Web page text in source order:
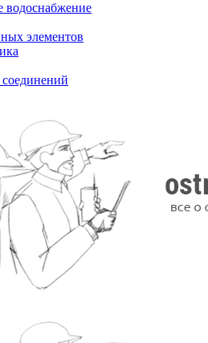
водоснабжение
элементов